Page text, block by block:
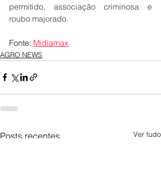
permitido, associação criminosa e
roubo majorado.
Fonte: Midiamax
AGRO NEWS
Posts recentes Ver tudo